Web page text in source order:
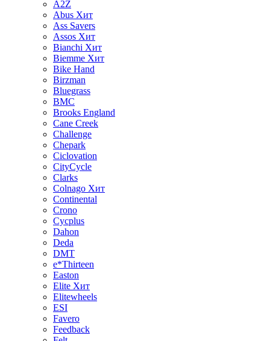
A2Z
Abus Хит
Ass Savers
Assos Хит
Bianchi Хит
Biemme Хит
Bike Hand
Birzman
Bluegrass
BMC
Brooks England
Cane Creek
Challenge
Chepark
Ciclovation
CityCycle
Clarks
Colnago Хит
Continental
Crono
Cycplus
Dahon
Deda
DMT
e*Thirteen
Easton
Elite Хит
Elitewheels
ESI
Favero
Feedback